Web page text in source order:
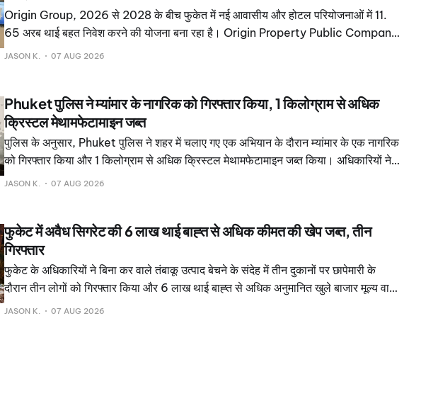
Origin Group, 2026 से 2028 के बीच फुकेत में नई आवासीय और होटल परियोजनाओं में 11.
65 अरब थाई बहत निवेश करने की योजना बना रहा है। Origin Property Public Company
Limited ORI के अनुसार, यह समूह अपने उस पोर्टफोलियो का विस्तार कर रहा है, जिसका मूल्य
JASON K. 07 AUG 2026
Phuket पुलिस ने म्यांमार के नागरिक को गिरफ्तार किया, 1 किलोग्राम से अधिक
क्रिस्टल मेथामफेटामाइन जब्त
पुलिस के अनुसार, Phuket पुलिस ने शहर में चलाए गए एक अभियान के दौरान म्यांमार के एक नागरिक
को गिरफ्तार किया और 1 किलोग्राम से अधिक क्रिस्टल मेथामफेटामाइन जब्त किया। अधिकारियों ने
संदिग्ध के आवास और आसपास के उन ठिकानों की तलाशी ली, जहां उनके अनुसार ड्रग्स छिपाए गए
JASON K. 07 AUG 2026
फुकेट में अवैध सिगरेट की 6 लाख थाई बाह्त से अधिक कीमत की खेप जब्त, तीन
गिरफ्तार
फुकेट के अधिकारियों ने बिना कर वाले तंबाकू उत्पाद बेचने के संदेह में तीन दुकानों पर छापेमारी के
दौरान तीन लोगों को गिरफ्तार किया और 6 लाख थाई बाह्त से अधिक अनुमानित खुले बाजार मूल्य वाली
विदेशी सिगरेट जब्त की। यह कार्रवाई शाम 7 बजे अदालत से मंजूर तलाशी वारंट के तहत की गई।
JASON K. 07 AUG 2026